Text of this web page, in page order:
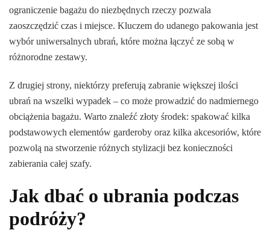
ograniczenie bagażu do niezbędnych rzeczy pozwala
zaoszczędzić czas i miejsce. Kluczem do udanego pakowania jest
wybór uniwersalnych ubrań, które można łączyć ze sobą w
różnorodne zestawy.
Z drugiej strony, niektórzy preferują zabranie większej ilości
ubrań na wszelki wypadek – co może prowadzić do nadmiernego
obciążenia bagażu. Warto znaleźć złoty środek: spakować kilka
podstawowych elementów garderoby oraz kilka akcesoriów, które
pozwolą na stworzenie różnych stylizacji bez konieczności
zabierania całej szafy.
Jak dbać o ubrania podczas
podróży?